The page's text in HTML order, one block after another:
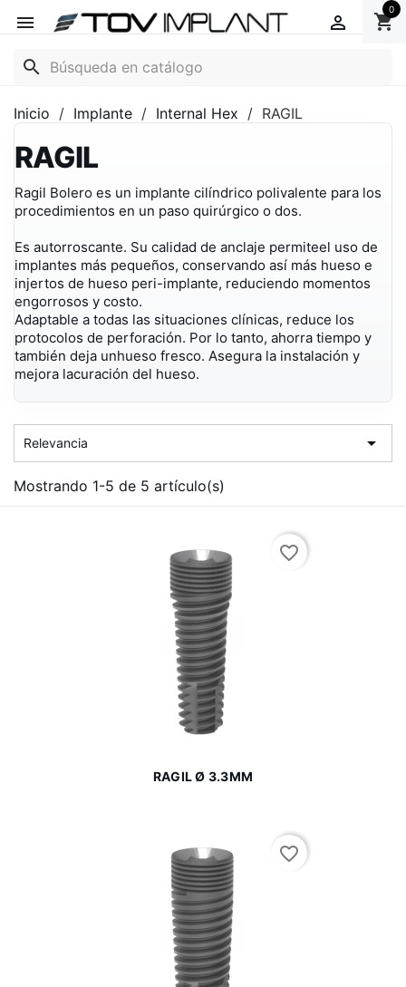
 shopping_cart
0

search
Inicio Implante Internal Hex RAGIL
RAGIL
Ragil Bolero es un implante cilíndrico polivalente para los
procedimientos en un paso quirúrgico o dos.
Es autorroscante. Su calidad de anclaje permiteel uso de
implantes más pequeños, conservando así más hueso e
injertos de hueso peri-implante, reduciendo momentos
engorrosos y costo.
Adaptable a todas las situaciones clínicas, reduce los
protocolos de perforación. Por lo tanto, ahorra tiempo y
también deja unhueso fresco. Asegura la instalación y
mejora lacuración del hueso.
Relevancia 
Mostrando 1-5 de 5 artículo(s)
RAGIL Ø 3.3MM
favorite_border
favorite_border